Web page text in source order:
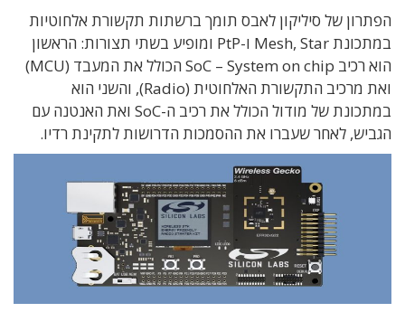
הפתרון של סיליקון לאבס תומך ברשתות תקשורת אלחוטיות
במתכונת Mesh, Star ו-PtP ומופיע בשתי תצורות: הראשון
הוא רכיב SoC – System on chip הכולל את המעבד (MCU)
ואת מרכיב התקשורת האלחוטית (Radio), והשני הוא
במתכונת של מודול הכולל את רכיב ה-SoC ואת האנטנה עם
הגביש, לאחר שעברו את ההסמכות הדרושות לתקינת רדיו.